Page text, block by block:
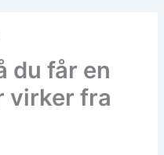
du får en
virker fra